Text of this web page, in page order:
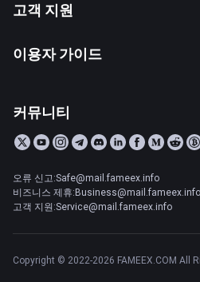
고객 지원
이용자 가이드
커뮤니티
오류 신고:Safe@mail.fameex.info
비즈니스 제휴:Business@mail.fameex.info
고객 지원:Service@mail.fameex.info
Copyright © 2022-2026 FAMEEX.COM All